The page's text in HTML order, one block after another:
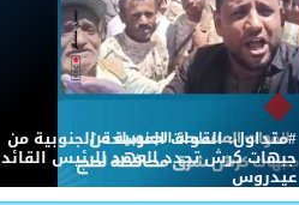
#متداول: القوات المسلحة الجنوبية من
جبهات كرش تجدد العهد للرئيس القائد
عيدروس